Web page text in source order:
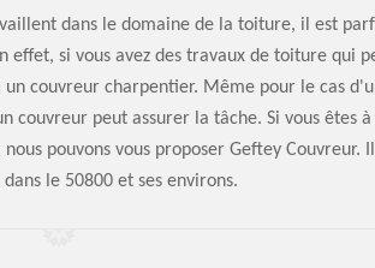
dans le domaine de la toiture, il est
effet, si vous avez des travaux de toiture qui
couvreur charpentier. Même pour le cas
couvreur peut assurer la tâche. Si vous êtes
pouvons vous proposer Geftey Couvreur.
le 50800 et ses environs.